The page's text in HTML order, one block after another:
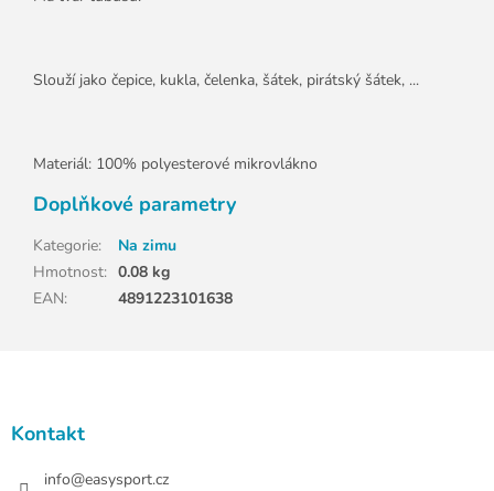
Slouží jako čepice, kukla, čelenka, šátek, pirátský šátek, ...
Materiál: 100% polyesterové mikrovlákno
Doplňkové parametry
Kategorie:
Na zimu
Hmotnost: 0.08 kg
EAN: 4891223101638
Kontakt
info@easysport.cz